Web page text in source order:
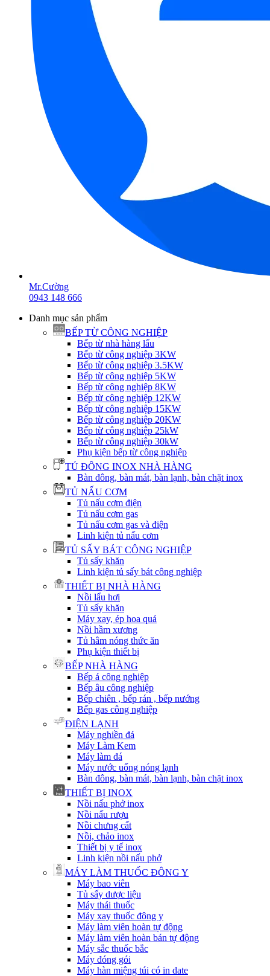
Mr.Cường
0943 148 666
Danh mục sản phẩm
BẾP TỪ CÔNG NGHIỆP
Bếp từ nhà hàng lẩu
Bếp từ công nghiệp 3KW
Bếp từ công nghiệp 3.5KW
Bếp từ công nghiệp 5KW
Bếp từ công nghiệp 8KW
Bếp từ công nghiệp 12KW
Bếp từ công nghiệp 15KW
Bếp từ công nghiệp 20KW
Bếp từ công nghiệp 25kW
Bếp từ công nghiệp 30kW
Phụ kiện bếp từ công nghiệp
TỦ ĐÔNG INOX NHÀ HÀNG
Bàn đông, bàn mát, bàn lạnh, bàn chặt inox
TỦ NẤU CƠM
Tủ nấu cơm điện
Tủ nấu cơm gas
Tủ nấu cơm gas và điện
Linh kiện tủ nấu cơm
TỦ SẤY BÁT CÔNG NGHIỆP
Tủ sấy khăn
Linh kiện tủ sấy bát công nghiệp
THIẾT BỊ NHÀ HÀNG
Nồi lẩu hơi
Tủ sấy khăn
Máy xay, ép hoa quả
Nồi hầm xương
Tủ hâm nóng thức ăn
Phụ kiện thiết bị
BẾP NHÀ HÀNG
Bếp á công nghiệp
Bếp âu công nghiệp
Bếp chiên , bếp rán , bếp nướng
Bếp gas công nghiệp
ĐIỆN LẠNH
Máy nghiền đá
Máy Làm Kem
Máy làm đá
Máy nước uống nóng lạnh
Bàn đông, bàn mát, bàn lạnh, bàn chặt inox
THIẾT BỊ INOX
Nồi nấu phở inox
Nồi nấu rượu
Nồi chưng cất
Nồi, chảo inox
Thiết bị y tế inox
Linh kiện nồi nấu phở
MÁY LÀM THUỐC ĐÔNG Y
Máy bao viên
Tủ sấy dược liệu
Máy thái thuốc
Máy xay thuốc đông y
Máy làm viên hoàn tự động
Máy làm viên hoàn bán tự động
Máy sắc thuốc bắc
Máy đóng gói
Máy hàn miệng túi có in date